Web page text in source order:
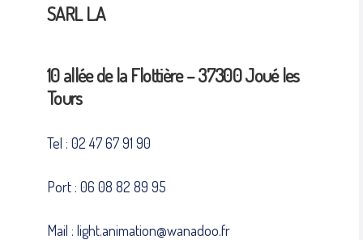
SARL L.A
10 allée de la Flottière – 37300 Joué les
Tours
Tel : 02 47 67 91 90
Port : 06 08 82 89 95
Mail : light.animation@wanadoo.fr